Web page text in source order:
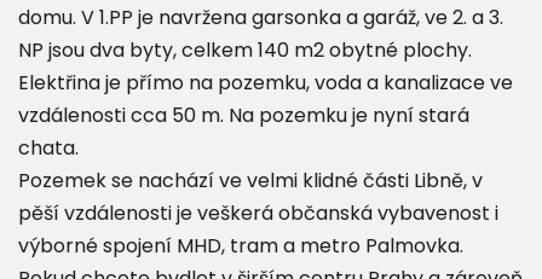
domu. V 1.PP je navržena garsonka a garáž, ve 2. a 3.
NP jsou dva byty, celkem 140 m2 obytné plochy.
Elektřina je přímo na pozemku, voda a kanalizace ve
vzdálenosti cca 50 m. Na pozemku je nyní stará
chata.
Pozemek se nachází ve velmi klidné části Libně, v
pěší vzdálenosti je veškerá občanská vybavenost i
výborné spojení MHD, tram a metro Palmovka.